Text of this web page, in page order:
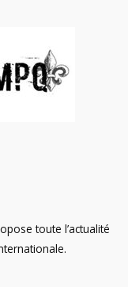
toute l’actualité